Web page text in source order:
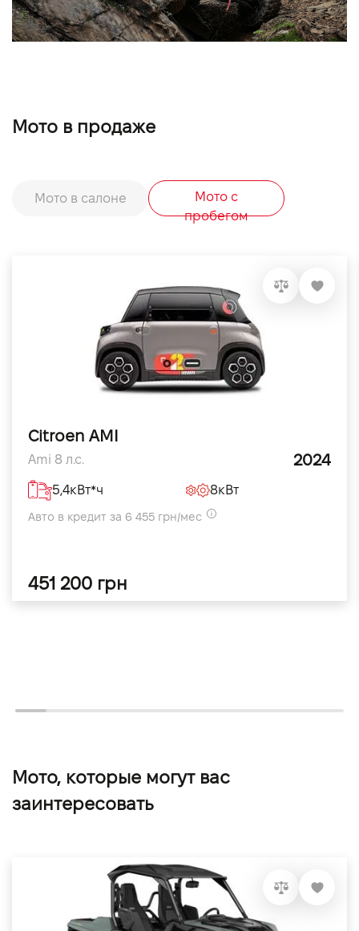
Мото в продаже
Мото в салоне
Мото с
пробегом
Citroen AMI
Ami 8 л.с. 2024
5,4кВт*ч 8кВт
Авто в кредит за 6 455 грн/мес
451 200 грн
Мото, которые могут вас
заинтересовать